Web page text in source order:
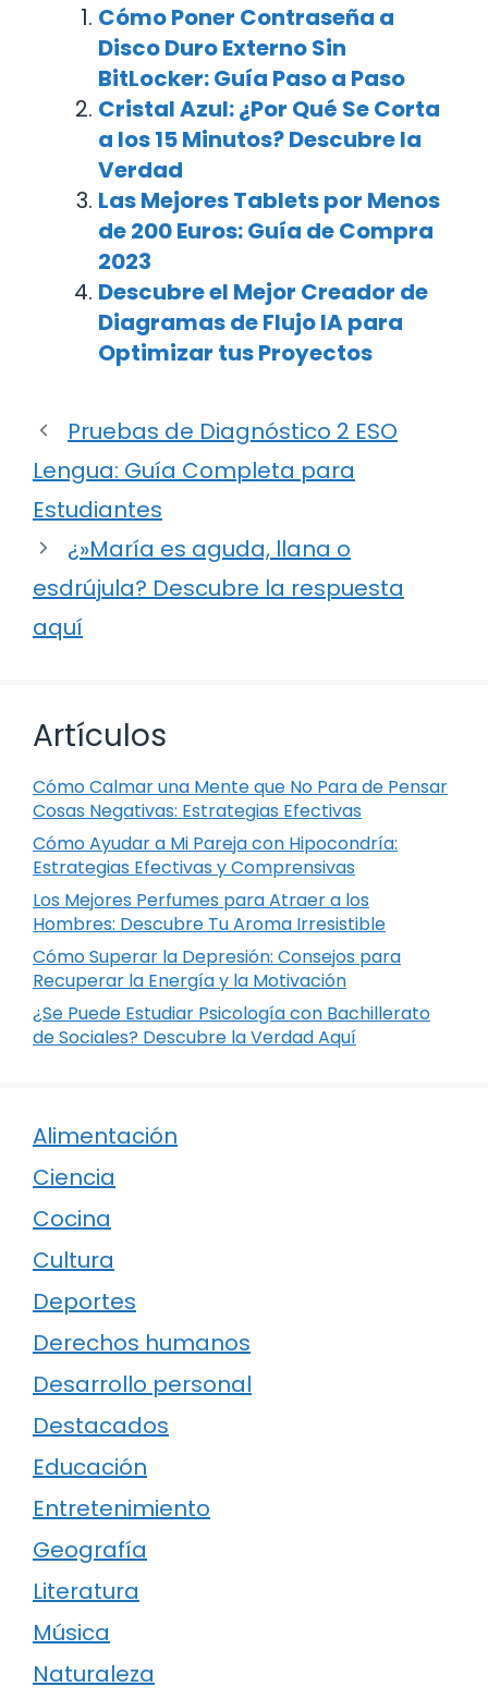
Cómo Poner Contraseña a
Disco Duro Externo Sin
BitLocker: Guía Paso a Paso
Cristal Azul: ¿Por Qué Se Corta
a los 15 Minutos? Descubre la
Verdad
Las Mejores Tablets por Menos
de 200 Euros: Guía de Compra
2023
Descubre el Mejor Creador de
Diagramas de Flujo IA para
Optimizar tus Proyectos
Pruebas de Diagnóstico 2 ESO
Lengua: Guía Completa para
Estudiantes
¿»María es aguda, llana o
esdrújula? Descubre la respuesta
aquí
Artículos
Cómo Calmar una Mente que No Para de Pensar
Cosas Negativas: Estrategias Efectivas
Cómo Ayudar a Mi Pareja con Hipocondría:
Estrategias Efectivas y Comprensivas
Los Mejores Perfumes para Atraer a los
Hombres: Descubre Tu Aroma Irresistible
Cómo Superar la Depresión: Consejos para
Recuperar la Energía y la Motivación
¿Se Puede Estudiar Psicología con Bachillerato
de Sociales? Descubre la Verdad Aquí
Alimentación
Ciencia
Cocina
Cultura
Deportes
Derechos humanos
Desarrollo personal
Destacados
Educación
Entretenimiento
Geografía
Literatura
Música
Naturaleza